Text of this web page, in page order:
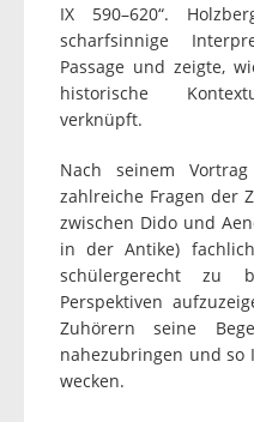
IX 590–620“.
scharfsinnige
Passage und zeigte,
historische
verknüpft.
Nach seinem
zahlreiche Fragen der
zwischen Dido und
in der Antike)
schülergerecht zu
Perspektiven
Zuhörern seine
nahezubringen und so
wecken.